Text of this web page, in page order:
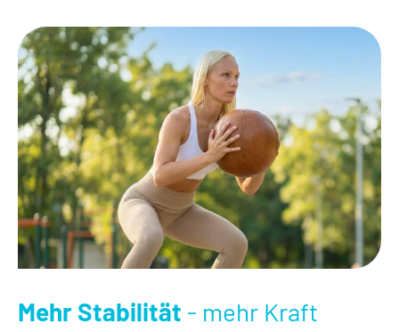
Mehr Stabilität - mehr Kraft